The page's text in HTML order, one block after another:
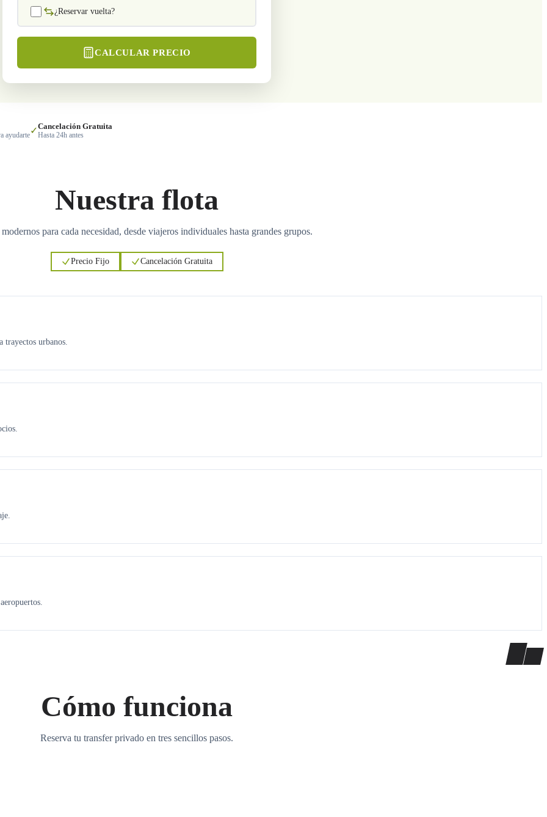
¿Reservar vuelta?
CALCULAR PRECIO
ayudarte✓Cancelación Gratuita
Hasta 24h antes
Nuestra flota
para cada necesidad, desde viajeros individuales hasta grandes grupos.
Precio Fijo Cancelación Gratuita
urbanos.
Cómo funciona
Reserva tu transfer privado en tres sencillos pasos.